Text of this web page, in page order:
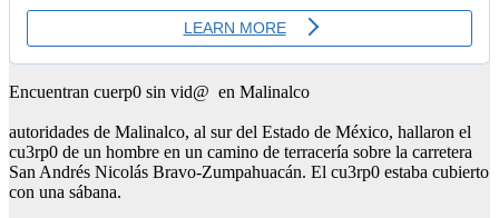
Encuentran cuerp0 sin vid@ en Malinalco
autoridades de Malinalco, al sur del Estado de México, hallaron el
cu3rp0 de un hombre en un camino de terracería sobre la carretera
San Andrés Nicolás Bravo-Zumpahuacán. El cu3rp0 estaba cubierto
con una sábana.